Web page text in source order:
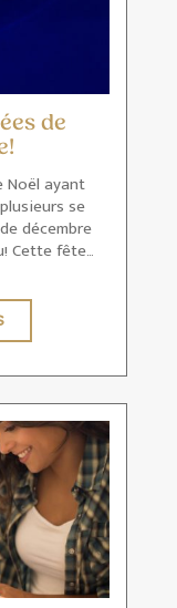
de
Noël ayant
se
décembre
Cette fête…